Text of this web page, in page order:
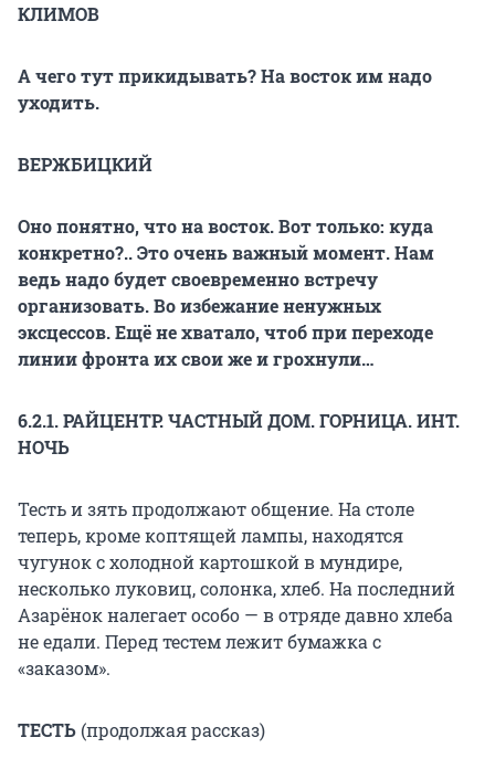
КЛИМОВ
А чего тут прикидывать? На восток им надо
уходить.
ВЕРЖБИЦКИЙ
Оно понятно, что на восток. Вот только: куда
конкретно?.. Это очень важный момент. Нам
ведь надо будет своевременно встречу
организовать. Во избежание ненужных
эксцессов. Ещё не хватало, чтоб при переходе
линии фронта их свои же и грохнули…
6.2.1. РАЙЦЕНТР. ЧАСТНЫЙ ДОМ. ГОРНИЦА. ИНТ.
НОЧЬ
Тесть и зять продолжают общение. На столе
теперь, кроме коптящей лампы, находятся
чугунок с холодной картошкой в мундире,
несколько луковиц, солонка, хлеб. На последний
Азарёнок налегает особо — в отряде давно хлеба
не едали. Перед тестем лежит бумажка с
«заказом».
ТЕСТЬ (продолжая рассказ)